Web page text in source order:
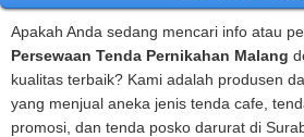
Apakah Anda sedang mencari info atau
Persewaan Tenda Pernikahan Malang
kualitas terbaik? Kami adalah produsen
yang menjual aneka jenis tenda cafe,
promosi, dan tenda posko darurat di